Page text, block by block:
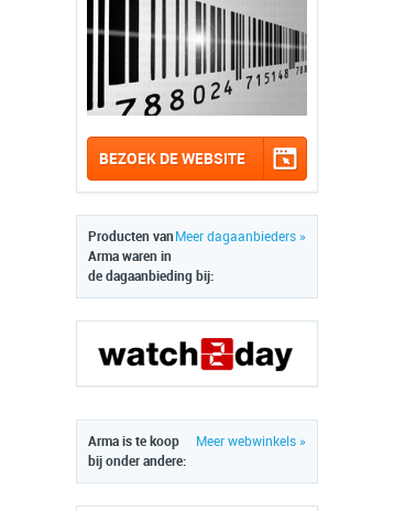
BEZOEK DE WEBSITE
Meer dagaanbieders »
Producten van
Arma waren in
de dagaanbieding bij:
Meer webwinkels »
Arma is te koop
bij onder andere: